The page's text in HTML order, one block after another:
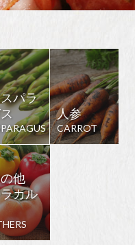
パラ
人参
CARROT
他
カル